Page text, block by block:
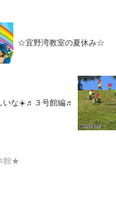
☆宜野湾教室の夏休み☆
いな☀️♬３号館編♬
館★